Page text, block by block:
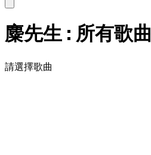
麋先生 : 所有歌曲
請選擇歌曲